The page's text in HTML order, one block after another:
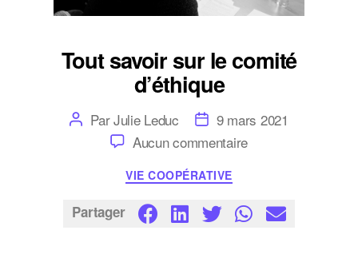
Tout savoir sur le comité
d’éthique
Auteur
de
l’article
ParJulie Leduc Date
de
l’article
9 mars 2021
Aucun commentairesur
comité
d’éthique
Catégories
VIE COOPÉRATIVE
Partager